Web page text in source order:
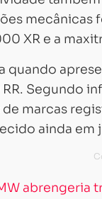
XR e a
RR. Segundo
marcas
ainda em